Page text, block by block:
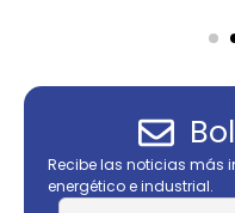
Recibe las noticias más
energético e industrial.